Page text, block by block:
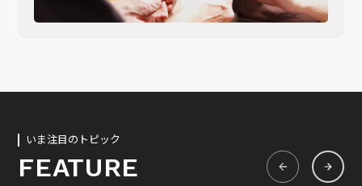
いま注目のトピック
FEATURE